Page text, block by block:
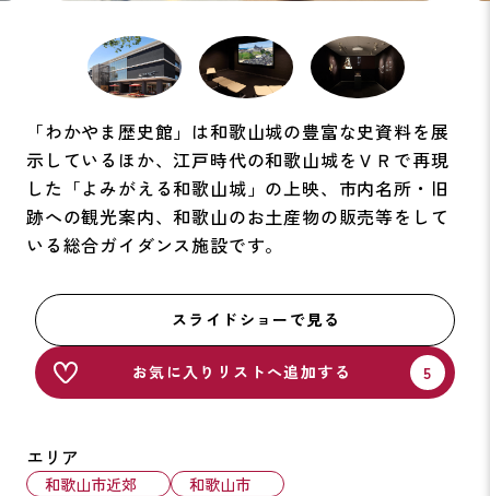
「わかやま歴史館」は和歌山城の豊富な史資料を展
示しているほか、江戸時代の和歌山城をＶＲで再現
した「よみがえる和歌山城」の上映、市内名所・旧
跡への観光案内、和歌山のお土産物の販売等をして
いる総合ガイダンス施設です。
スライドショーで見る
お気に入りリストへ追加する
エリア
和歌山市近郊 和歌山市